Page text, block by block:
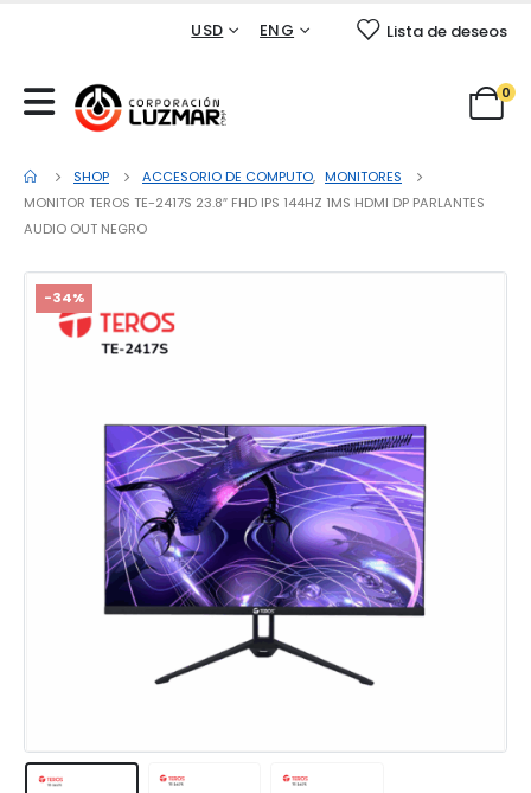
USD ENG Lista de deseos
0
SHOP ACCESORIO DE COMPUTO, MONITORES
MONITOR TEROS TE-2417S 23.8″ FHD IPS 144HZ 1MS HDMI DP PARLANTES
AUDIO OUT NEGRO
-34%